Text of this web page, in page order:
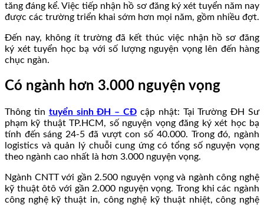
tăng đáng kể. Việc tiếp nhận hồ sơ đăng ký xét tuyển năm nay
được các trường triển khai sớm hơn mọi năm, gồm nhiều đợt.
Đến nay, không ít trường đã kết thúc việc nhận hồ sơ đăng
ký xét tuyển học bạ với số lượng nguyện vọng lên đến hàng
chục ngàn.
Có ngành hơn 3.000 nguyện vọng
Thông tin tuyển sinh ĐH – CĐ cập nhật: Tại Trường ĐH Sư
phạm kỹ thuật TP.HCM, số nguyện vọng đăng ký xét học bạ
tính đến sáng 24-5 đã vượt con số 40.000. Trong đó, ngành
logistics và quản lý chuỗi cung ứng có tổng số nguyện vọng
theo ngành cao nhất là hơn 3.000 nguyện vọng.
Ngành CNTT với gần 2.500 nguyện vọng và ngành công nghệ
kỹ thuật ôtô với gần 2.000 nguyện vọng. Trong khi các ngành
công nghệ kỹ thuật in, công nghệ kỹ thuật nhiệt, công nghệ